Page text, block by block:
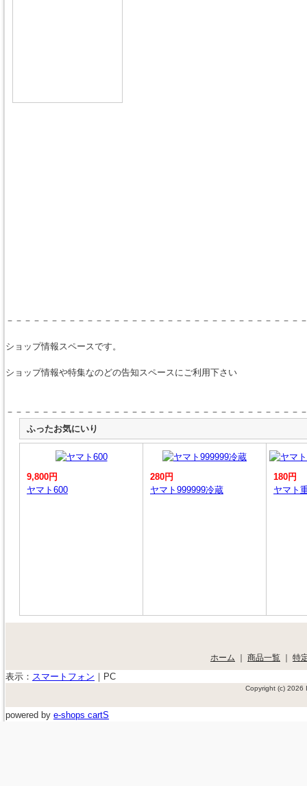
－－－－－－－－－－－－－－－－－－－－－－－－－－－－－－－－－
ショップ情報スペースです。
ショップ情報や特集なのどの告知スペースにご利用下さい
－－－－－－－－－－－－－－－－－－－－－－－－－－－－－－－－－
ふったお気にいり
9,800円
ヤマト600
280円
ヤマト999999冷蔵
180円
ヤマト
ホーム ｜ 商品一覧 ｜ 特
表示： スマートフォン ｜ PC
Copyright (c) 2026
powered by e-shops cartS